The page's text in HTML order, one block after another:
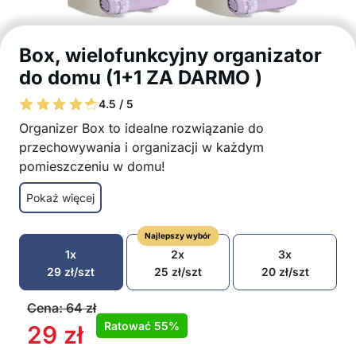
Box, wielofunkcyjny organizator
do domu (1+1 ZA DARMO )
4.5 / 5
Organizer Box to idealne rozwiązanie do
przechowywania i organizacji w każdym
pomieszczeniu w domu!
Łatwy w montażu na płaskiej powierzchni
Wystarczy włożyć przedmioty przez górną
pokrywę i wyjąć je od dołu
Wielofunkcyjne zastosowanie do
przechowywania różnych przedmiotów
Nadaje się do ręczników, worków na śmieci,
skarpet, bielizny itp.
Świetna widoczność
Szerokie zastosowanie
Pokaż więcej
1x
29 zł/szt
Najlepszy wybór
2x
25 zł/szt
3x
20 zł/szt
Cena:64zł
29 zł Ratować 55%